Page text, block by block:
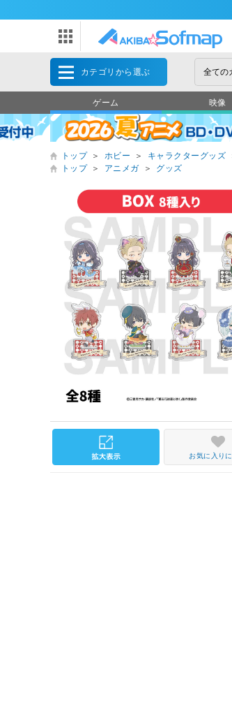
カテゴリから選ぶ
ゲーム 映像
トップ ＞ ホビー ＞ キャラクターグッズ
トップ
＞ アニメガ ＞ グッズ
お気に入り